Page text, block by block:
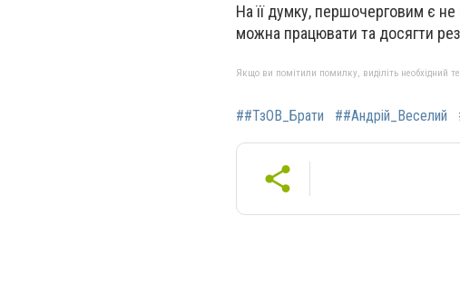
На її думку, першочерговим є не
можна працювати та досягти
Якщо ви помітили помилку, виділіть необхідний
##ТзОВ_Брати ##Андрій_Веселий